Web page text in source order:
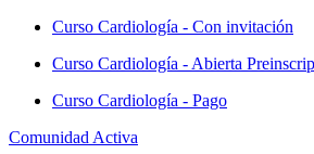
Curso Cardiología - Con invitación
Curso Cardiología - Abierta
Curso Cardiología - Pago
Comunidad Activa